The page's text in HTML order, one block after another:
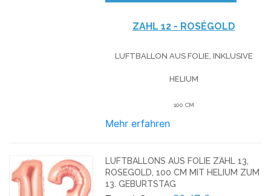
ZAHL 12 - ROSÉGOLD
LUFTBALLON AUS FOLIE, INKLUSIVE
HELIUM
100 CM
Mehr erfahren
LUFTBALLONS AUS FOLIE ZAHL 13,
ROSEGOLD, 100 CM MIT HELIUM ZUM
13. GEBURTSTAG